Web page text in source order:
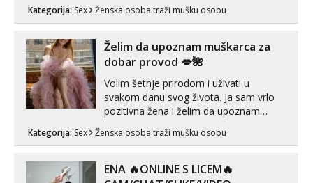
Kategorija: Sex Ženska osoba traži mušku osobu
Želim da upoznam muškarca za
dobar provod 💋🌺
Volim šetnje prirodom i uživati u
svakom danu svog života. Ja sam vrlo
pozitivna žena i želim da upoznam
može i nešto više.💋🌺 Klikni na link
Kategorija: Sex Ženska osoba traži mušku osobu
ENA 🔥ONLINE S LICEM🔥